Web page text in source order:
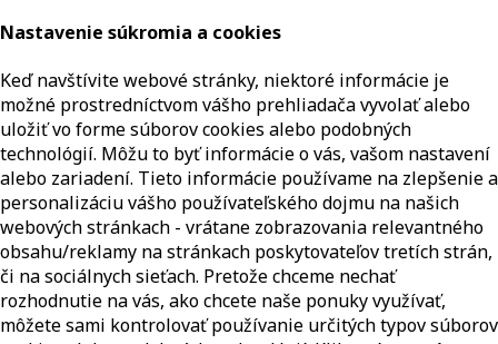
Nastavenie súkromia a cookies
Keď navštívite webové stránky, niektoré informácie je
možné prostredníctvom vášho prehliadača vyvolať alebo
uložiť vo forme súborov cookies alebo podobných
technológií. Môžu to byť informácie o vás, vašom nastavení
alebo zariadení. Tieto informácie používame na zlepšenie a
personalizáciu vášho používateľského dojmu na našich
webových stránkach - vrátane zobrazovania relevantného
obsahu/reklamy na stránkach poskytovateľov tretích strán,
či na sociálnych sieťach. Pretože chceme nechať
rozhodnutie na vás, ako chcete naše ponuky využívať,
môžete sami kontrolovať používanie určitých typov súborov